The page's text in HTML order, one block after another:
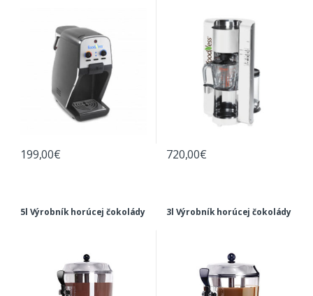
199,00€ 720,00€
5l Výrobník horúcej čokolády 3l Výrobník horúcej čokolády